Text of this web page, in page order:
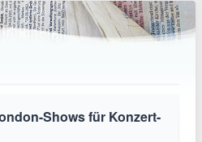
Shows für Konzert-